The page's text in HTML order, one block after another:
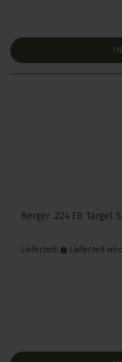
Berger .224 FB Target
Lieferzeit: Lieferzeit